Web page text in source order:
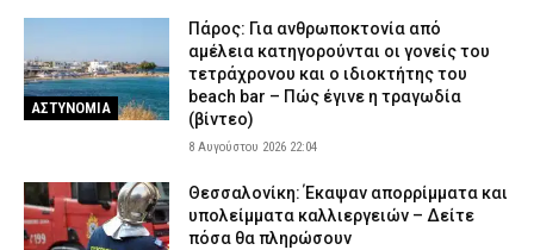
ΑΣΤΥΝΟΜΙΑ
Πάρος: Για ανθρωποκτονία από
αμέλεια κατηγορούνται οι γονείς του
τετράχρονου και ο ιδιοκτήτης του
beach bar – Πώς έγινε η τραγωδία
(βίντεο)
8 Αυγούστου 2026 22:04
Θεσσαλονίκη: Έκαψαν απορρίμματα και
υπολείμματα καλλιεργειών – Δείτε
πόσα θα πληρώσουν